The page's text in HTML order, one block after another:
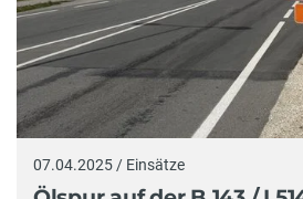
07.04.2025 / Einsätze